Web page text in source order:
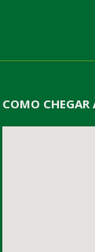
COMO CHEGAR